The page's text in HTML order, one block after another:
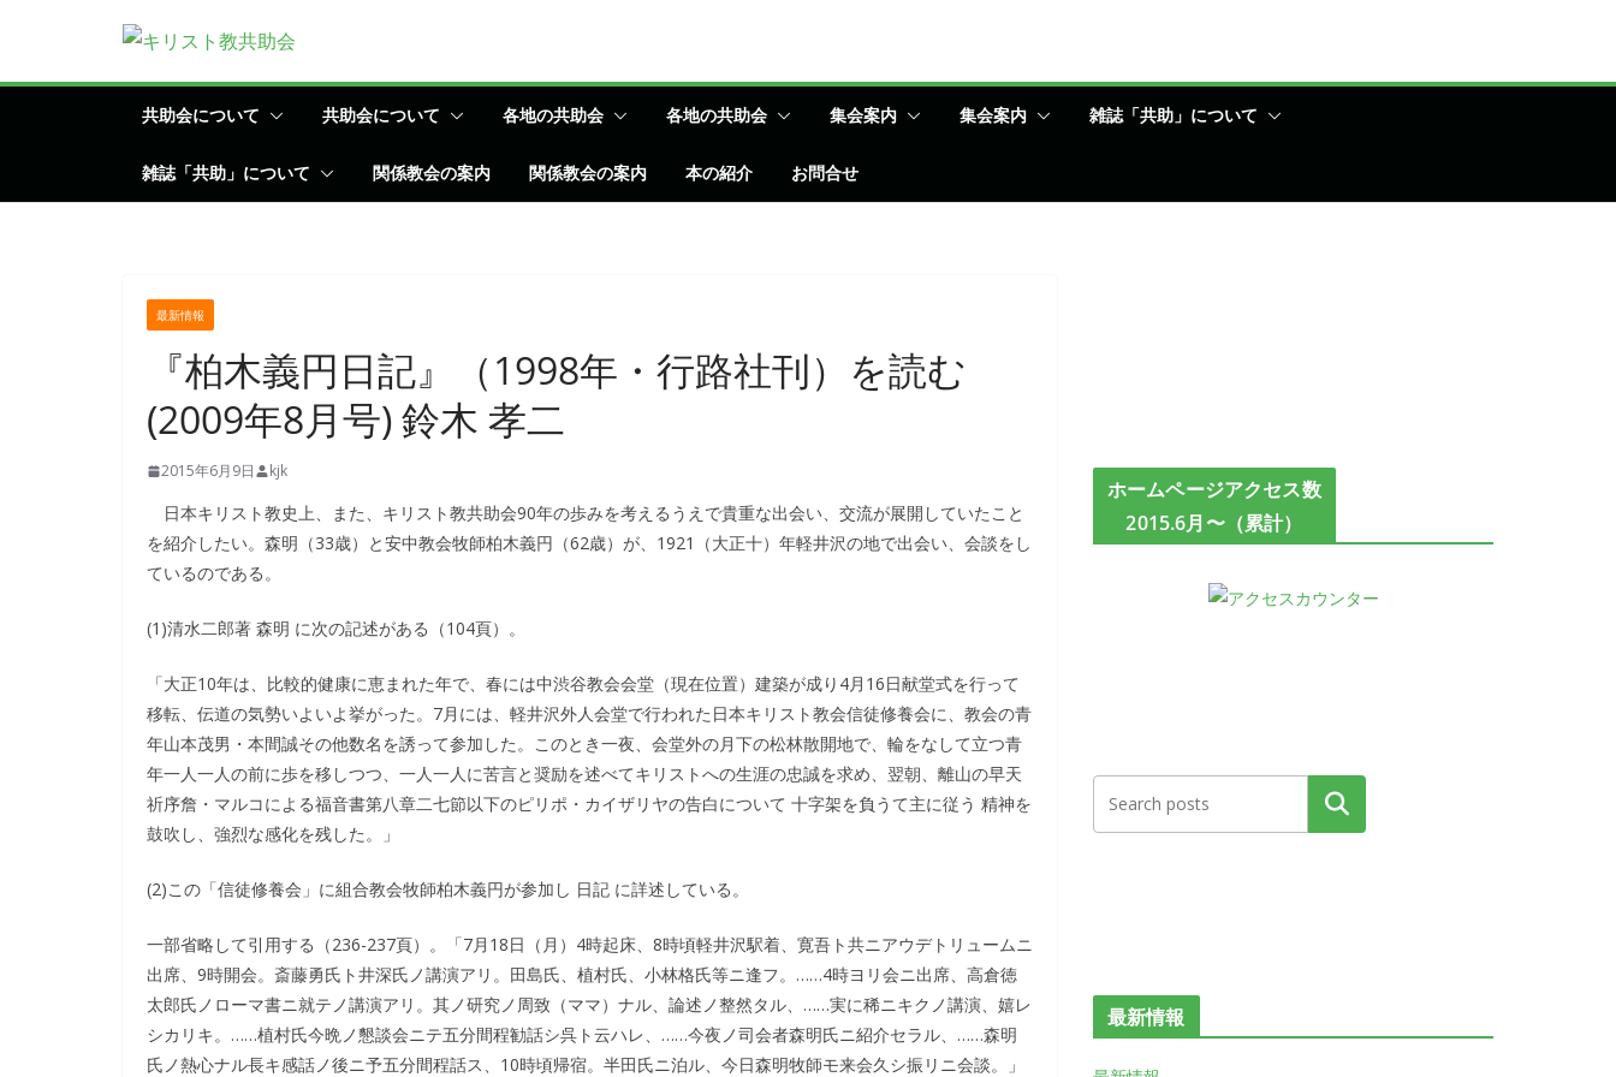
テ
共助会について 共助会について 各地の共助会 各地の共助会 集会案内 集会案内 雑誌「共助」について
雑誌「共助」について 関係教会の案内 関係教会の案内 本の紹介 お問合せ
最新情報
『柏木義円日記』（1998年・行路社刊）を読む
(2009年8月号) 鈴木 孝二
2015年6月9日 kjk
日本キリスト教史上、また、キリスト教共助会90年の歩みを考えるうえで貴重な出会い、交流が展開していたこと
を紹介したい。森明（33歳）と安中教会牧師柏木義円（62歳）が、1921（大正十）年軽井沢の地で出会い、会談をし
ているのである。
(1)清水二郎著 森明 に次の記述がある（104頁）。
「大正10年は、比較的健康に恵まれた年で、春には中渋谷教会会堂（現在位置）建築が成り4月16日献堂式を行って
移転、伝道の気勢いよいよ挙がった。7月には、軽井沢外人会堂で行われた日本キリスト教会信徒修養会に、教会の青
年山本茂男・本間誠その他数名を誘って参加した。このとき一夜、会堂外の月下の松林散開地で、輪をなして立つ青
年一人一人の前に歩を移しつつ、一人一人に苦言と奨励を述べてキリストへの生涯の忠誠を求め、翌朝、離山の早天
祈序詹・マルコによる福音書第八章二七節以下のピリポ・カイザリヤの告白について 十字架を負うて主に従う 精神を
鼓吹し、強烈な感化を残した。」
(2)この「信徒修養会」に組合教会牧師柏木義円が参加し 日記 に詳述している。
一部省略して引用する（236-237頁）。「7月18日（月）4時起床、8時頃軽井沢駅着、寛吾ト共ニアウデトリュームニ
出席、9時開会。斎藤勇氏ト井深氏ノ講演アリ。田島氏、植村氏、小林格氏等ニ逢フ。……4時ヨリ会ニ出席、高倉徳
太郎氏ノローマ書ニ就テノ講演アリ。其ノ研究ノ周致（ママ）ナル、論述ノ整然タル、……実に稀ニキクノ講演、嬉レ
シカリキ。……植村氏今晩ノ懇談会ニテ五分間程勧話シ呉ト云ハレ、……今夜ノ司会者森明氏ニ紹介セラル、……森明
氏ノ熱心ナル長キ感話ノ後ニ予五分間程話ス、10時頃帰宿。半田氏ニ泊ル、今日森明牧師モ来会久シ振リニ会談。」
ホームページアクセス数
2015.6月〜（累計）
検索
最新情報